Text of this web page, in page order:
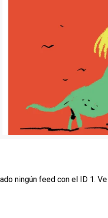
ningún feed con el ID 1.